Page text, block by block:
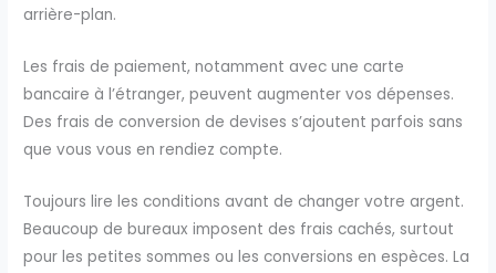
arrière-plan.
Les frais de paiement, notamment avec une carte
bancaire à l’étranger, peuvent augmenter vos dépenses.
Des frais de conversion de devises s’ajoutent parfois sans
que vous vous en rendiez compte.
Toujours lire les conditions avant de changer votre argent.
Beaucoup de bureaux imposent des frais cachés, surtout
pour les petites sommes ou les conversions en espèces. La